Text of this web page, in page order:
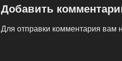
Добавить
Для отправки комментария вам